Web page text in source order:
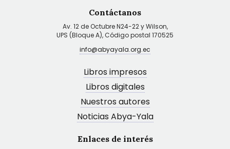
Contáctanos
Av. 12 de Octubre N24-22 y Wilson,
UPS (Bloque A), Código postal 170525
info@abyayala.org.ec
Libros impresos
Libros digitales
Nuestros autores
Noticias Abya-Yala
Enlaces de interés